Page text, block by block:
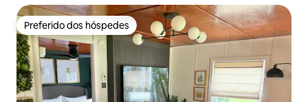
Preferido dos hóspedes
Preferido dos hóspedes